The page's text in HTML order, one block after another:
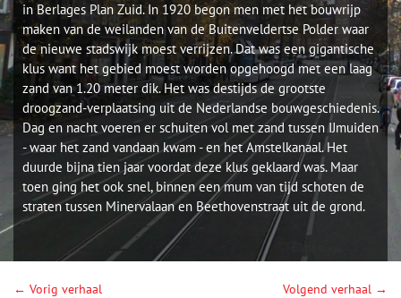
in Berlages Plan Zuid. In 1920 begon men met het bouwrijp
maken van de weilanden van de Buitenveldertse Polder waar
de nieuwe stadswijk moest verrijzen. Dat was een gigantische
klus want het gebied moest worden opgehoogd met een laag
zand van 1.20 meter dik. Het was destijds de grootste
droogzand-verplaatsing uit de Nederlandse bouwgeschiedenis.
Dag en nacht voeren er schuiten vol met zand tussen IJmuiden
- waar het zand vandaan kwam - en het Amstelkanaal. Het
duurde bijna tien jaar voordat deze klus geklaard was. Maar
toen ging het ook snel, binnen een mum van tijd schoten de
straten tussen Minervalaan en Beethovenstraat uit de grond.
← Vorig verhaal Volgend verhaal →